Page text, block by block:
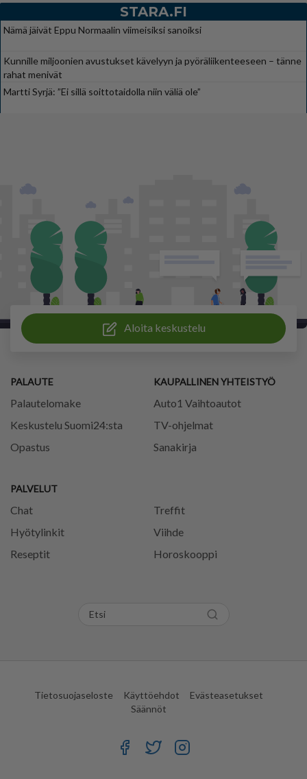
STARA.FI
Nämä jäivät Eppu Normaalin viimeisiksi sanoiksi
Kunnille miljoonien avustukset kävelyyn ja pyöräliikenteeseen – tänne
rahat menivät
Martti Syrjä: ”Ei sillä soittotaidolla niin väliä ole”
Aloita keskustelu
PALAUTE
Palautelomake
Keskustelu Suomi24:sta
Opastus
PALVELUT
Chat
Treffit
Hyötylinkit
Viihde
Reseptit
Horoskooppi
KAUPALLINEN YHTEISTYÖ
Auto1 Vaihtoautot
TV-ohjelmat
Sanakirja
Tietosuojaseloste Käyttöehdot
Evästeasetukset
Säännöt